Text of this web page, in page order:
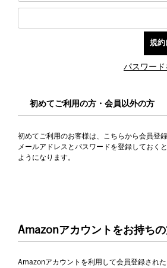
パスワード
初めてご利用の方・会員以外の方
初めてご利用のお客様は、こちらから会員登
メールアドレスとパスワードを登録しておく
ようになります。
Amazonアカウントをお持ち
Amazonアカウントを利用して会員登録された